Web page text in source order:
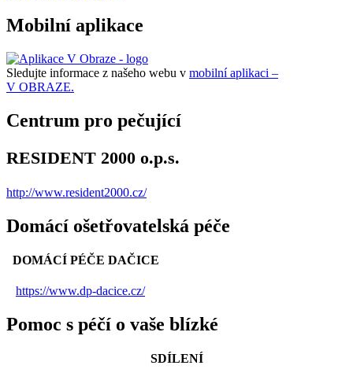
Mobilní aplikace
Sledujte informace z našeho webu v mobilní aplikaci –
V OBRAZE.
Centrum pro pečující
RESIDENT 2000 o.p.s.
http://www.resident2000.cz/
Domácí ošetřovatelská péče
DOMÁCÍ PÉČE DAČICE
https://www.dp-dacice.cz/
Pomoc s péčí o vaše blízké
SDÍLENÍ